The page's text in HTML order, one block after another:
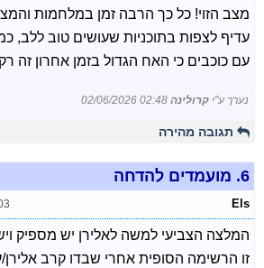
מצב הזוי! כל כך הרבה זמן במלחמות
עדיף לצפות בתוכניות שעושים טוב ללב,
עם כוכבים כי האח הגדול בזמן אחרון זה
נערך ע"י קרולינה 02/06/2026 02:48
תגובה מהירה
6. מועמדים להדחה
Els
המלצה הצביעי למשה לאלירן יש מספיק
זו הרשימה הסופית אחרי שבדו קרב